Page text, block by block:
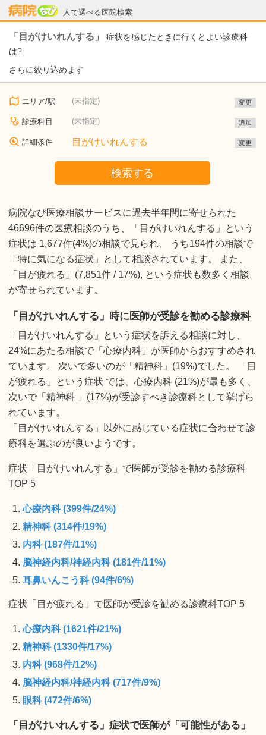
人で選べる医院検索
病院なび
「目がけいれんする」
症状を感じたときに行くとよい診療科
は?
さらに絞り込めます
エリア/駅 (未指定) 変更
診療科目 (未指定) 追加
詳細条件 目がけいれんする 変更
検索する
病院なび医療相談サービスに過去半年間に寄せられた
46696件の医療相談のうち、「目がけいれんする」という
症状は 1,677件(4%)の相談で見られ、 うち194件の相談で
「特に気になる症状」として相談されています。 また、
「目が疲れる」(7,851件 / 17%), という症状も数多く相談
が寄せられています。
「目がけいれんする」時に医師が受診を勧める診療科
「目がけいれんする」という症状を訴える相談に対し、
24%にあたる相談で「心療内科」が医師からおすすめされ
ています。 次いで多いのが「精神科」(19%)でした。 「目
が疲れる」という症状 では、心療内科 (21%)が最も多く、
次いで「精神科 」(17%)が受診すべき診療科として挙げら
れています。
「目がけいれんする」以外に感じている症状に合わせて診
療科を選ぶのが良いようです。
症状「目がけいれんする」で医師が受診を勧める診療科
TOP 5
心療内科 (399件/24%)
精神科 (314件/19%)
内科 (187件/11%)
脳神経内科/神経内科 (181件/11%)
耳鼻いんこう科 (94件/6%)
症状「目が疲れる」で医師が受診を勧める診療科TOP 5
心療内科 (1621件/21%)
精神科 (1330件/17%)
内科 (968件/12%)
脳神経内科/神経内科 (717件/9%)
眼科 (472件/6%)
「目がけいれんする」症状で医師が「可能性がある」